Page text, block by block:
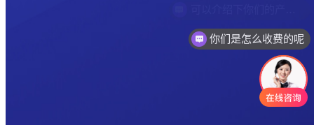
你们是怎么收费的呢